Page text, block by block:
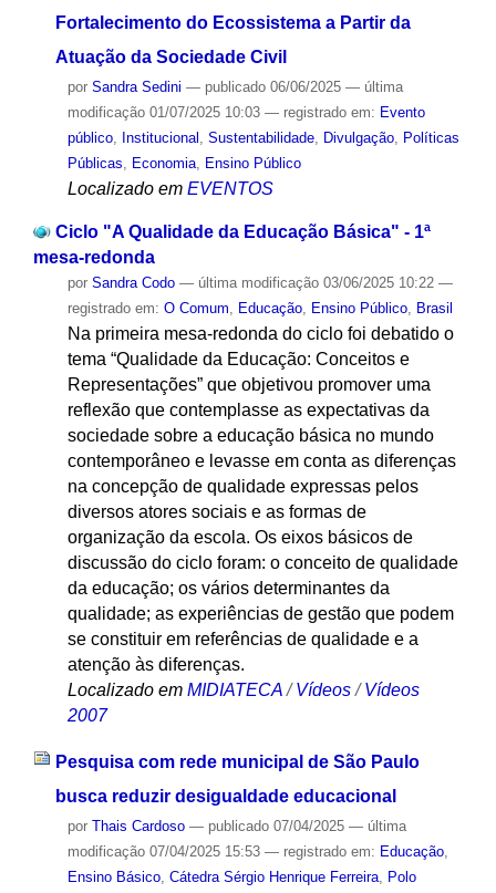
Fortalecimento do Ecossistema a Partir da
Atuação da Sociedade Civil
por Sandra Sedini — publicado06/06/2025 — última
modificação01/07/2025 10:03 — registrado em: Evento
público, Institucional , Sustentabilidade, Divulgação, Políticas
Públicas, Economia, Ensino Público
Localizado em EVENTOS
Ciclo "A Qualidade da Educação Básica" - 1ª
mesa-redonda
por Sandra Codo — última modificação03/06/2025 10:22 —
registrado em: O Comum Educação, Ensino Público, Brasil
Na primeira mesa-redonda do ciclo foi debatido o
tema “Qualidade da Educação: Conceitos e
Representações” que objetivou promover uma
reflexão que contemplasse as expectativas da
sociedade sobre a educação básica no mundo
contemporâneo e levasse em conta as diferenças
na concepção de qualidade expressas pelos
diversos atores sociais e as formas de
organização da escola. Os eixos básicos de
discussão do ciclo foram: o conceito de qualidade
da educação; os vários determinantes da
qualidade; as experiências de gestão que podem
se constituir em referências de qualidade e a
atenção às diferenças.
Localizado em MIDIATECA /Vídeos /Vídeos
2007
Pesquisa com rede municipal de São Paulo
busca reduzir desigualdade educacional
por Thais Cardoso — publicado07/04/2025 — última
modificação07/04/2025 15:53 — registrado em: Educação,
Ensino Básico, Cátedra Sérgio Henrique Ferreira, Polo